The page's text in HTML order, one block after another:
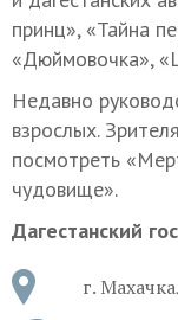
принц», «Тайна
«Дюймовочка»,
Недавно
взрослых.
посмотреть
чудовище».
Дагестанский
г.